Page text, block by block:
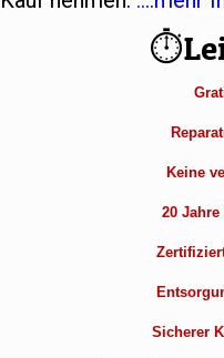
Keine
20
Sicherer